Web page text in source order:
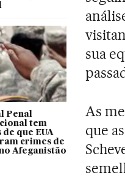
Penal
tem
que EUA
crimes de
Afeganistão
sua
As
que